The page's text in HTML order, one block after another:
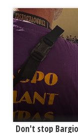
Don't stop